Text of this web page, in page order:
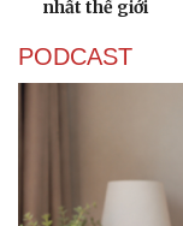
nhất thế giới
PODCAST